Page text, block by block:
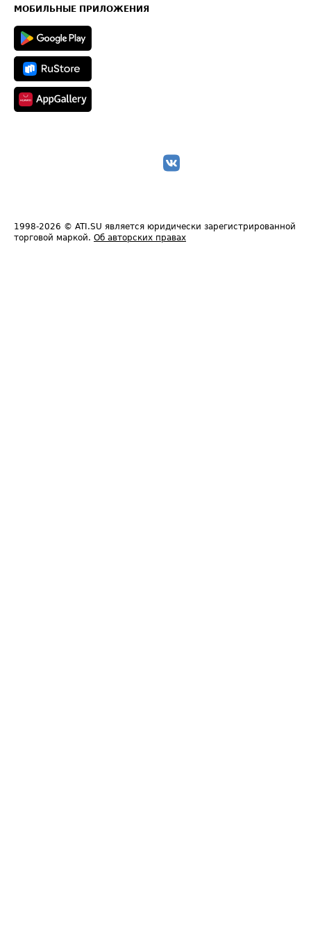
Техническая информация
МОБИЛЬНЫЕ ПРИЛОЖЕНИЯ
1998-2026 © ATI.SU является юридически зарегистрированной
торговой маркой. Об авторских правах